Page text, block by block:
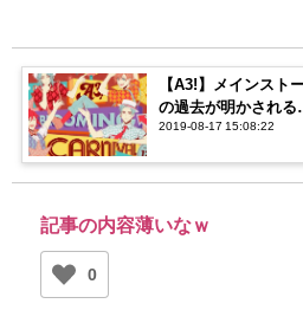
【A3!】メインスト
の過去が明かされる
2019-08-17 15:08:22
記事の内容薄いなｗ
0